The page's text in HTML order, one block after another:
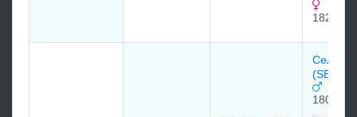
1829
Селим
(SELIM)
1802